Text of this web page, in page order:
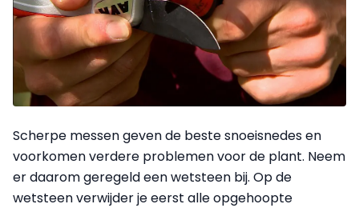
Scherpe messen geven de beste snoeisnedes en
voorkomen verdere problemen voor de plant. Neem
er daarom geregeld een wetsteen bij. Op de
wetsteen verwijder je eerst alle opgehoopte